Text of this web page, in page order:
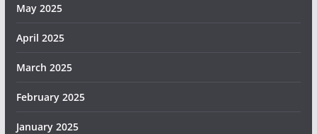
May 2025
April 2025
March 2025
February 2025
January 2025